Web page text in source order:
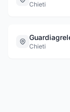
Chieti
Chieti